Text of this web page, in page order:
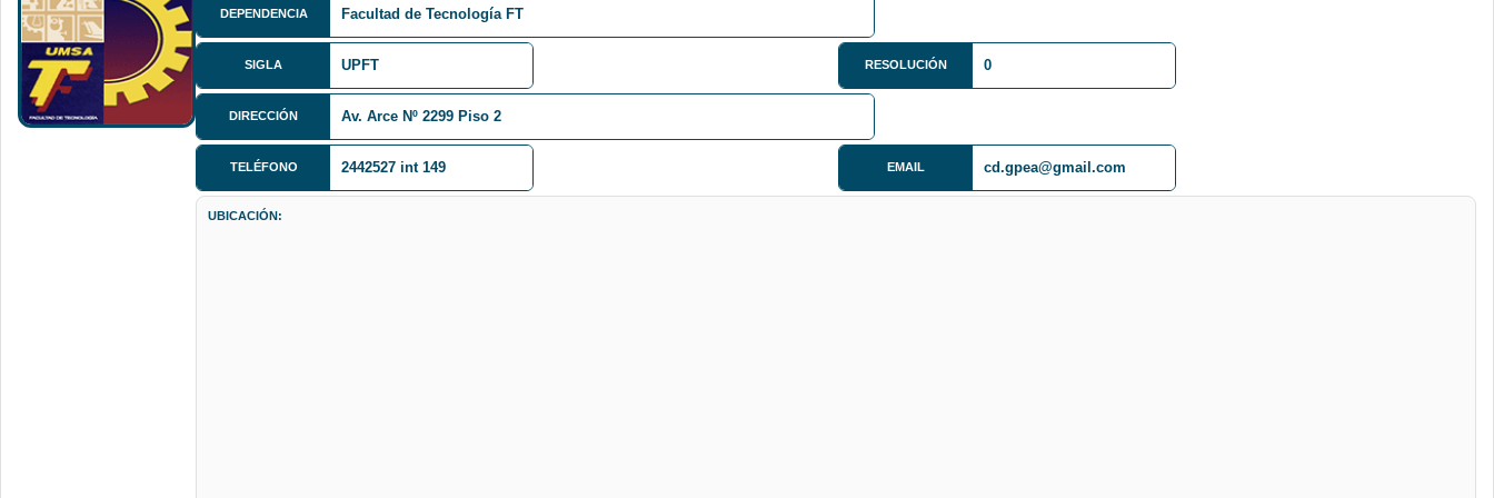
DEPENDENCIA Facultad de Tecnología FT
SIGLA UPFT RESOLUCIÓN 0
DIRECCIÓN Av. Arce Nº 2299 Piso 2
TELÉFONO 2442527 int 149 EMAIL cd.gpea@gmail.com
UBICACIÓN: